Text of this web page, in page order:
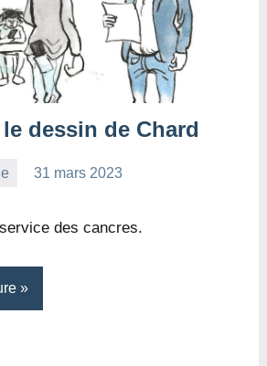
dessin de Chard
31 mars 2023
des cancres.